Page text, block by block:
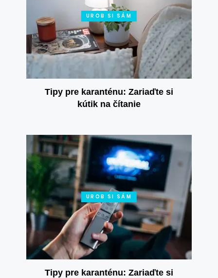
UROB SI SÁM
Tipy pre karanténu: Zariaďte si
kútik na čítanie
UROB SI SÁM
Tipy pre karanténu: Zariaďte si